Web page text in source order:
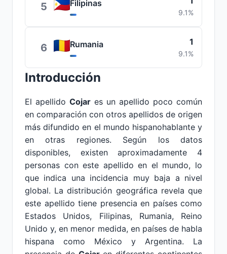
5 Filipinas
9.1%
6 Rumania 1
9.1%
Introducción
El apellido Cojar es un apellido poco común
en comparación con otros apellidos de origen
más difundido en el mundo hispanohablante y
en otras regiones. Según los datos
disponibles, existen aproximadamente 4
personas con este apellido en el mundo, lo
que indica una incidencia muy baja a nivel
global. La distribución geográfica revela que
este apellido tiene presencia en países como
Estados Unidos, Filipinas, Rumania, Reino
Unido y, en menor medida, en países de habla
hispana como México y Argentina. La